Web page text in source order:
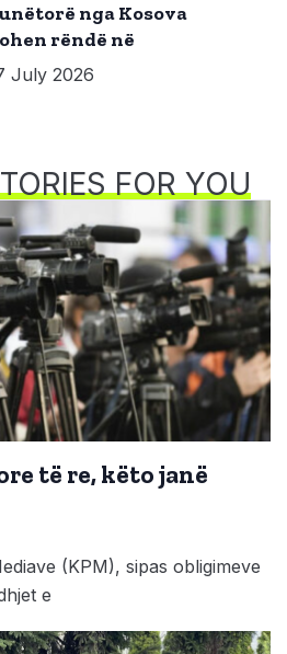
nga Kosova
rëndë në
July 2026
FOR YOU
të re, këto janë
(KPM), sipas obligimeve
e